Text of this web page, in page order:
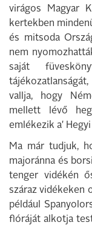
virágos Magyar
kertekben
és mitsoda
nem
saját
vallja, hogy
mellett lévő
emlékezik a'
Ma már tudjuk,
majoránna és
tenger vidékén
száraz vidékeken
például
flóráját alkotja